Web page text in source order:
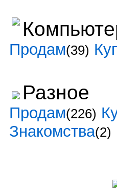
Продам(39)
Разное
Продам(226)
Знакомства(2)